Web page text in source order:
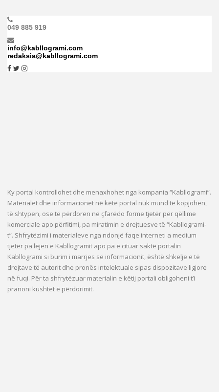
049 885 919
info@kabllogrami.com
redaksia@kabllogrami.com
Ky portal kontrollohet dhe menaxhohet nga kompania “Kabllogrami”.
Materialet dhe informacionet në këtë portal nuk mund të kopjohen,
të shtypen, ose të përdoren në çfarëdo forme tjetër për qëllime
komerciale apo përfitimi, pa miratimin e drejtuesve të “Kabllogrami-
t”. Shfrytëzimi i materialeve nga ndonjë faqe interneti a medium
tjetër pa lejen e Kabllogramit apo pa e cituar saktë portalin
Kabllogrami si burim i marrjes së informacionit, është shkelje e të
drejtave të autorit dhe pronës intelektuale sipas dispozitave ligjore
në fuqi. Për ta shfrytëzuar materialin e këtij portali obligoheni t’i
pranoni kushtet e përdorimit.